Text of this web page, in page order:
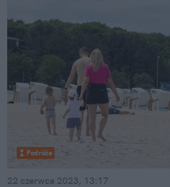
Podróże
22 czerwca 2023, 13:17